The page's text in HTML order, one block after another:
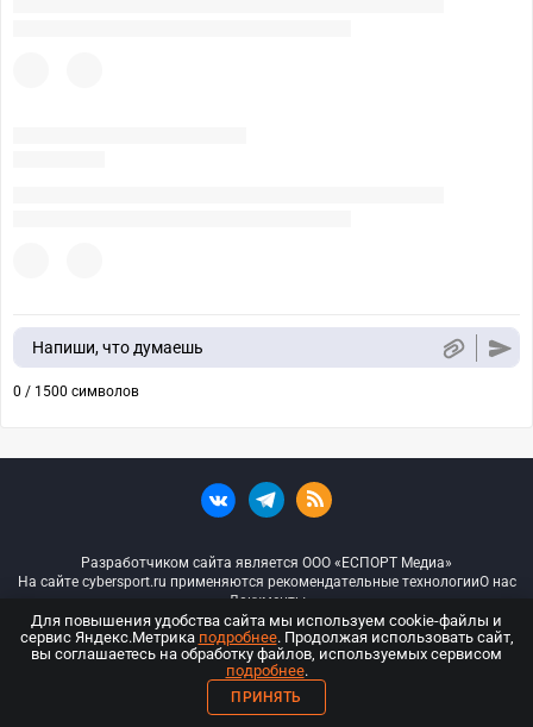
Напиши, что думаешь
0 / 1500 символов
Разработчиком сайта является ООО «ЕСПОРТ Медиа»
На сайте cybersport.ru применяются рекомендательные технологииО нас
Документы
© ООО «Киберспорт.ру» — Все права защищены
18+
ООО «Киберспорт.ру». Свидетельство о регистрации средств массовой
Для повышения удобства сайта мы используем cookie-файлы и
сервис Яндекс.Метрика подробнее. Продолжая использовать сайт,
вы соглашаетесь на обработку файлов, используемых сервисом
подробнее.
ПРИНЯТЬ